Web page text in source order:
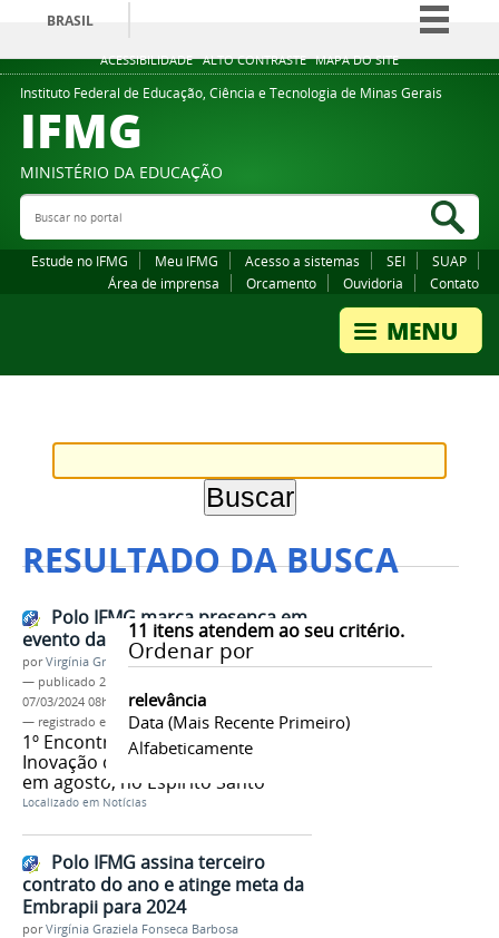
ACESSIBILIDADE ALTO CONTRASTE MAPA DO SITE
BRASIL
Simplifique!
Comunica BR
Legislação
Instituto Federal de Educação, Ciência e Tecnologia de Minas Gerais
IFMG
MINISTÉRIO DA EDUCAÇÃO
Buscar no portal
Estude no IFMG Meu IFMG Acesso a sistemas SEI
SUAP
Área de imprensa
Orcamento Ouvidoria Contato
RESULTADO DA BUSCA
11 itens atendem ao seu critério.
Ordenar por
relevância
Data (mais Recente Primeiro)
Alfabeticamente
Polo IFMG marca presença em
evento da Rede Federal
porVirgínia Graziela Fonseca Barbosa
— publicado 28/08/2023
07/03/2024 08h50
— registrado em:
Polo de Inovação,Embrapii
1º Encontro dos Polos de
Inovação da Rede Federal ocorreu
em agosto, no Espírito Santo
Localizado em Notícias
Polo IFMG assina terceiro
contrato do ano e atinge meta da
Embrapii para 2024
porVirgínia Graziela Fonseca Barbosa